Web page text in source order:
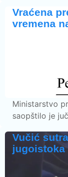
Vraćena
vremena
Ministarstvo
saopštilo je
Vučić